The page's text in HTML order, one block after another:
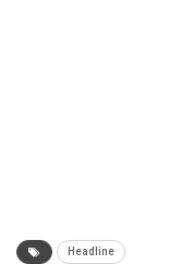
Headline